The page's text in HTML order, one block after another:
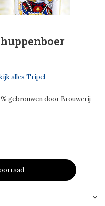
alles Tripel
gebrouwen door Brouwerij